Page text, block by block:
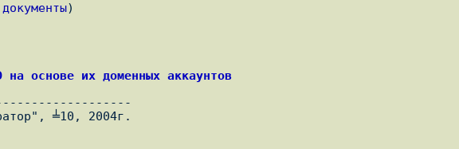
)
на основе их доменных аккаунтов